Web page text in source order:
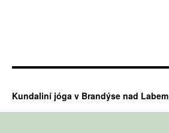
Kundaliní jóga v Brandýse nad Labem